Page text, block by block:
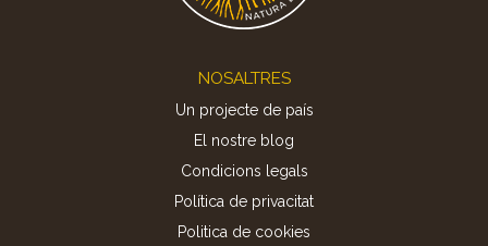
NOSALTRES
Un projecte de país
El nostre blog
Condicions legals
Política de privacitat
Politica de cookies